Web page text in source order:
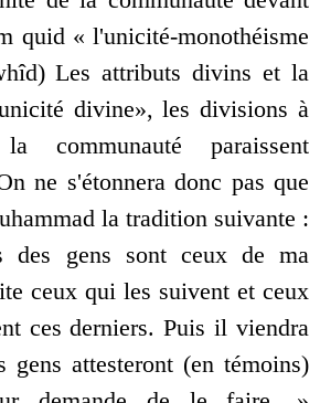
quid « l'unicité-monothéisme
Les attributs divins et la
divine», les divisions à
communauté paraissent
ne s'étonnera donc pas que
la tradition suivante :
des gens sont ceux de ma
ceux qui les suivent et ceux
ces derniers. Puis il viendra
gens attesteront (en témoins)